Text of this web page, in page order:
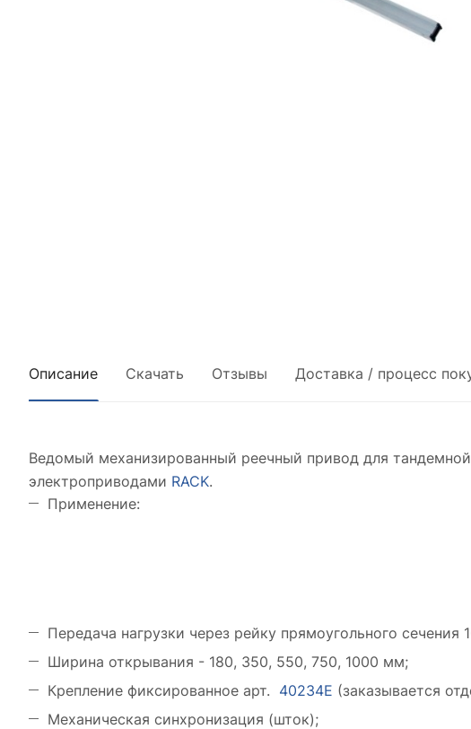
Описание Скачать Отзывы Доставка / процесс
Ведомый механизированный реечный привод для
электроприводами RACK.
Применение:
Передача нагрузки через рейку прямоугольного сечения
Ширина открывания - 180, 350, 550, 750, 1000 мм;
Крепление фиксированное арт. 40234E (заказывается
Механическая синхронизация (шток);